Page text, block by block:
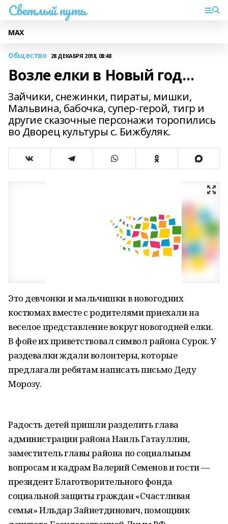
Светлый путь
МАХ
Общество 28 ДЕКАБРЯ 2018, 08:48
Возле елки в Новый год…
Зайчики, снежинки, пираты, мишки,
Мальвина, бабочка, супер-герой, тигр и
другие сказочные персонажи торопились
во Дворец культуры с. Бижбуляк.
Это девчонки и мальчишки в новогодних
костюмах вместе с родителями приехали на
веселое представление вокруг новогодней елки.
В фойе их приветствовал символ района Сурок. У
раздевалки ждали волонтеры, которые
предлагали ребятам написать письмо Деду
Морозу.
Радость детей пришли разделить глава
администрации района Наиль Гатауллин,
заместитель главы района по социальным
вопросам и кадрам Валерий Семенов и гости —
президент Благотворительного фонда
социальной защиты граждан «Счастливая
семья» Ильдар Зайнетдинович, помощник